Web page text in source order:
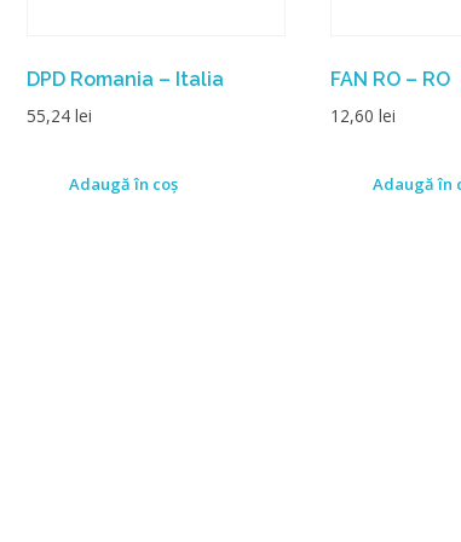
DPD Romania – Italia
55,24 lei
Adaugă în coș
FAN RO – RO
12,60 lei
Adaugă în